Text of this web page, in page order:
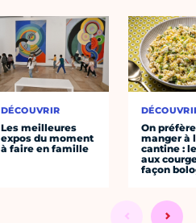
DÉCOUVRIR
Les meilleures
expos du moment
à faire en famille
On préfère
manger à
cantine :
aux
façon